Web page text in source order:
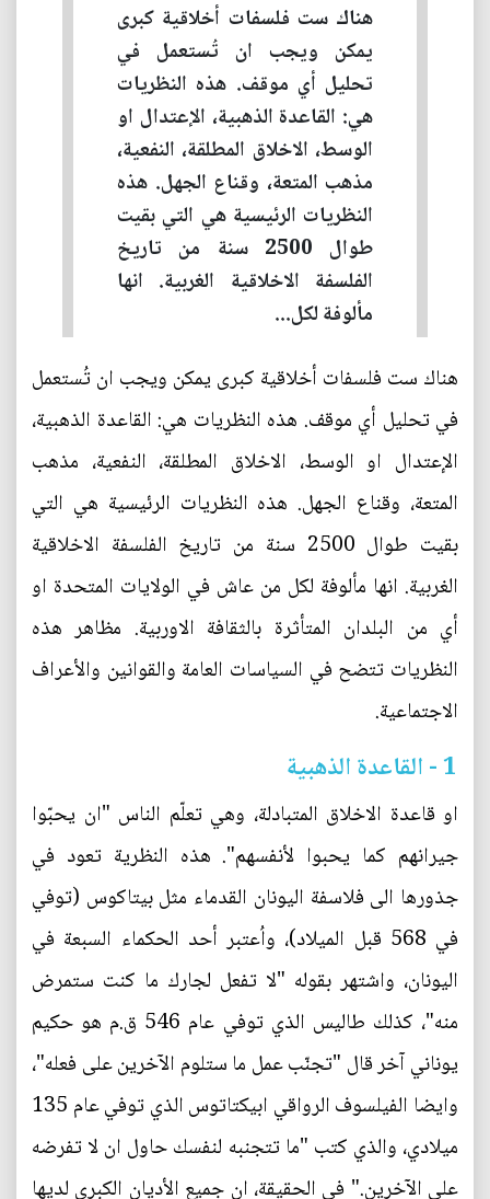
هناك ست فلسفات أخلاقية كبرى
يمكن ويجب ان تُستعمل في
تحليل أي موقف. هذه النظريات
هي: القاعدة الذهبية، الإعتدال او
الوسط، الاخلاق المطلقة، النفعية،
مذهب المتعة، وقناع الجهل. هذه
النظريات الرئيسية هي التي بقيت
طوال 2500 سنة من تاريخ
الفلسفة الاخلاقية الغربية. انها
مألوفة لكل...
هناك ست فلسفات أخلاقية كبرى يمكن ويجب ان تُستعمل
في تحليل أي موقف. هذه النظريات هي: القاعدة الذهبية،
الإعتدال او الوسط، الاخلاق المطلقة، النفعية، مذهب
المتعة، وقناع الجهل. هذه النظريات الرئيسية هي التي
بقيت طوال 2500 سنة من تاريخ الفلسفة الاخلاقية
الغربية. انها مألوفة لكل من عاش في الولايات المتحدة او
أي من البلدان المتأثرة بالثقافة الاوربية. مظاهر هذه
النظريات تتضح في السياسات العامة والقوانين والأعراف
الاجتماعية.
1 - القاعدة الذهبية
او قاعدة الاخلاق المتبادلة، وهي تعلّم الناس "ان يحبّوا
جيرانهم كما يحبوا لأنفسهم". هذه النظرية تعود في
جذورها الى فلاسفة اليونان القدماء مثل بيتاكوس (توفي
في 568 قبل الميلاد)، واُعتبر أحد الحكماء السبعة في
اليونان، واشتهر بقوله "لا تفعل لجارك ما كنت ستمرض
منه"، كذلك طاليس الذي توفي عام 546 ق.م هو حكيم
يوناني آخر قال "تجنّب عمل ما ستلوم الآخرين على فعله"،
وايضا الفيلسوف الرواقي ابيكتاتوس الذي توفي عام 135
ميلادي، والذي كتب "ما تتجنبه لنفسك حاول ان لا تفرضه
على الآخرين." في الحقيقة، ان جميع الأديان الكبرى لديها